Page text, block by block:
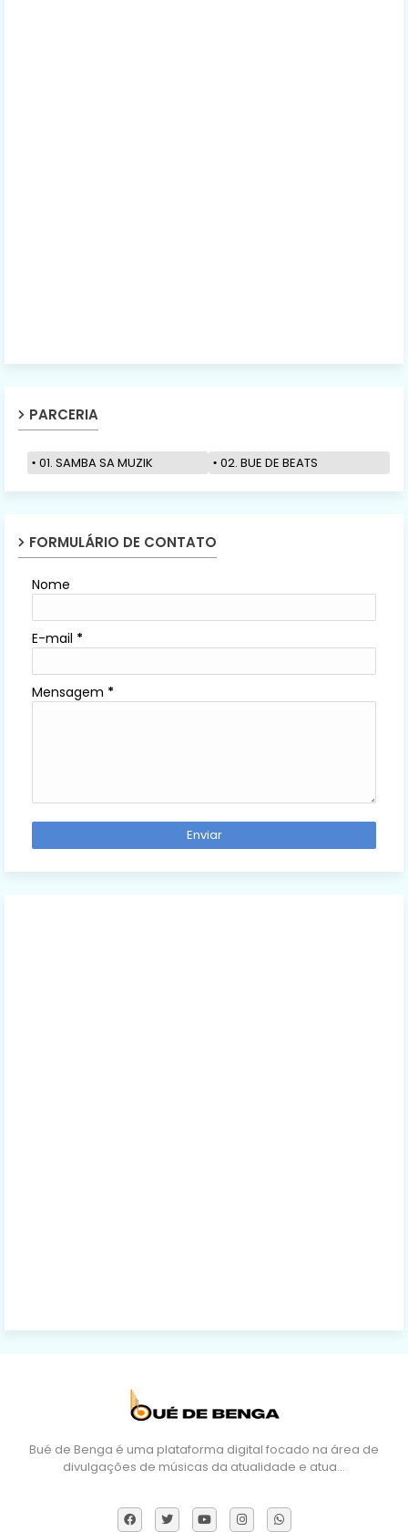
PARCERIA
01. SAMBA SA MUZIK 02. BUE DE BEATS
FORMULÁRIO DE CONTATO
Nome
E-mail *
Mensagem *
Bué de Benga é uma plataforma digital focado na área de
divulgações de músicas da atualidade e atua…